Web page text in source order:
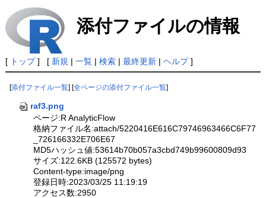
添付ファイルの情報
[ トップ] [ 新規 | 一覧| 検索| 最終更新| ヘルプ]
[添付ファイル一覧 ] [全ページの添付ファイル一覧
raf3.png
ページ:R AnalyticFlow
格納ファイル名:attach/5220416E616C79746963466C6F77
_726166332E706E67
MD5ハッシュ値:53614b70b057a3cbd749b99600809d93
サイズ:122.6KB (125572 bytes)
Content-type:image/png
登録日時:2023/03/25 11:19:19
アクセス数:2950